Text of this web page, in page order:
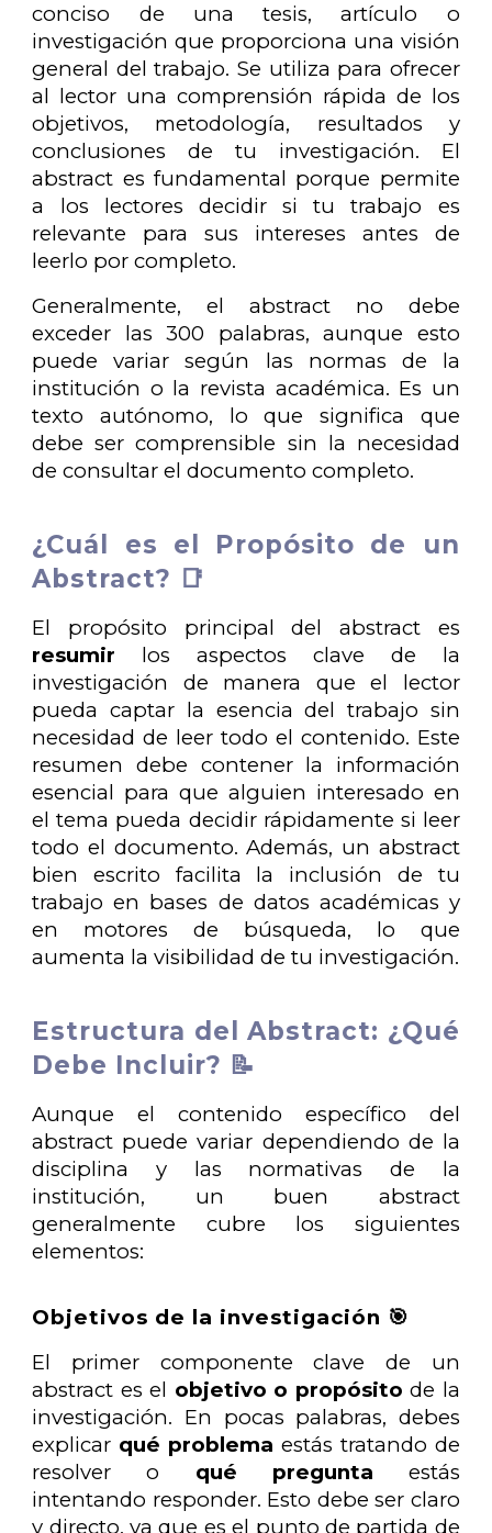
conciso de una tesis, artículo o
investigación que proporciona una visión
general del trabajo. Se utiliza para ofrecer
al lector una comprensión rápida de los
objetivos, metodología, resultados y
conclusiones de tu investigación. El
abstract es fundamental porque permite
a los lectores decidir si tu trabajo es
relevante para sus intereses antes de
leerlo por completo.
Generalmente, el abstract no debe
exceder las 300 palabras, aunque esto
puede variar según las normas de la
institución o la revista académica. Es un
texto autónomo, lo que significa que
debe ser comprensible sin la necesidad
de consultar el documento completo.
¿Cuál es el Propósito de un
Abstract? 📑
El propósito principal del abstract es
resumir los aspectos clave de la
investigación de manera que el lector
pueda captar la esencia del trabajo sin
necesidad de leer todo el contenido. Este
resumen debe contener la información
esencial para que alguien interesado en
el tema pueda decidir rápidamente si leer
todo el documento. Además, un abstract
bien escrito facilita la inclusión de tu
trabajo en bases de datos académicas y
en motores de búsqueda, lo que
aumenta la visibilidad de tu investigación.
Estructura del Abstract: ¿Qué
Debe Incluir? 📝
Aunque el contenido específico del
abstract puede variar dependiendo de la
disciplina y las normativas de la
institución, un buen abstract
generalmente cubre los siguientes
elementos:
Objetivos de la investigación 🎯
El primer componente clave de un
abstract es el objetivo o propósito de la
investigación. En pocas palabras, debes
explicar qué problema estás tratando de
resolver o qué pregunta estás
intentando responder. Esto debe ser claro
y directo, ya que es el punto de partida de